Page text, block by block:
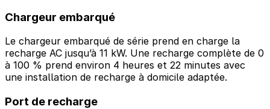
Chargeur embarqué
Le chargeur embarqué de série prend en charge la
recharge AC jusqu’à 11 kW. Une recharge complète de 0
à 100 % prend environ 4 heures et 22 minutes avec
une installation de recharge à domicile adaptée.
Port de recharge